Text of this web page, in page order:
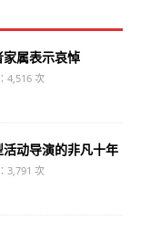
属表示哀悼
4,516 次
活动导演的非凡十年
3,791 次